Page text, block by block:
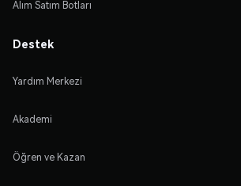
Alım Satım Botları
Destek
Yardım Merkezi
Akademi
Öğren ve Kazan